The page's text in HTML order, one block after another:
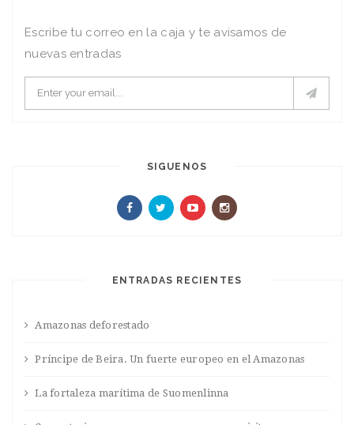
Escribe tu correo en la caja y te avisamos de
nuevas entradas
SIGUENOS
ENTRADAS RECIENTES
Amazonas deforestado
Príncipe de Beira. Un fuerte europeo en el Amazonas
La fortaleza marítima de Suomenlinna